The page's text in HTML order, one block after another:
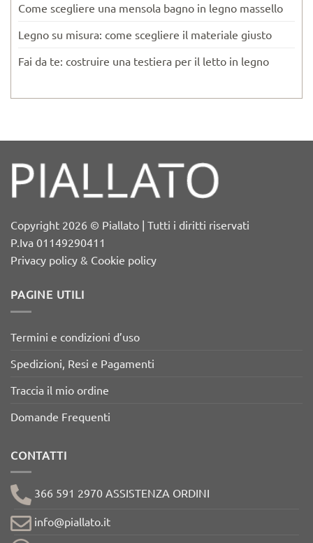
Come scegliere una mensola bagno in legno massello
Legno su misura: come scegliere il materiale giusto
Fai da te: costruire una testiera per il letto in legno
Copyright 2026 © Piallato | Tutti i diritti riservati
P.Iva 01149290411
Privacy policy & Cookie policy
PAGINE UTILI
Termini e condizioni d’uso
Spedizioni, Resi e Pagamenti
Traccia il mio ordine
Domande Frequenti
CONTATTI
366 591 2970 ASSISTENZA ORDINI
info@piallato.it